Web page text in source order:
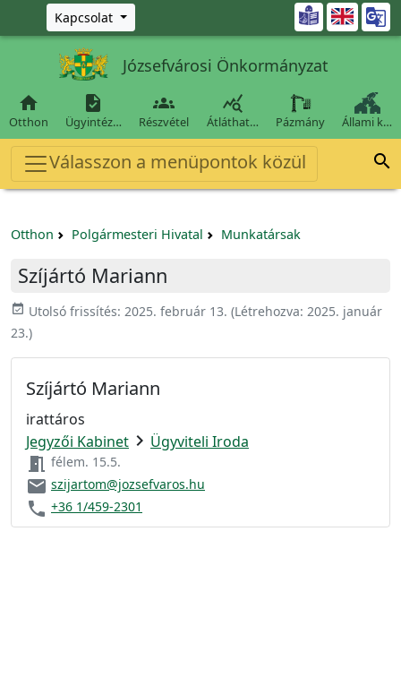
Ugrás a fő tartalomra
Kapcsolat 
Józsefvárosi Önkormányzat

Otthon

Ügyintéz…

Részvétel

Átláthat… Pázmány Állami k…
Válasszon a menüpontok közül 
Otthon Polgármesteri Hivatal Munkatársak
Szíjártó Mariann
event_available Utolsó frissítés: 2025. február 13. (Létrehozva: 2025. január
23.)
Szíjártó Mariann
irattáros
Jegyzői Kabinet chevron_right Ügyviteli Iroda
meeting_room félem. 15.5.
email szijartom@jozsefvaros.hu
phone +36 1/459-2301